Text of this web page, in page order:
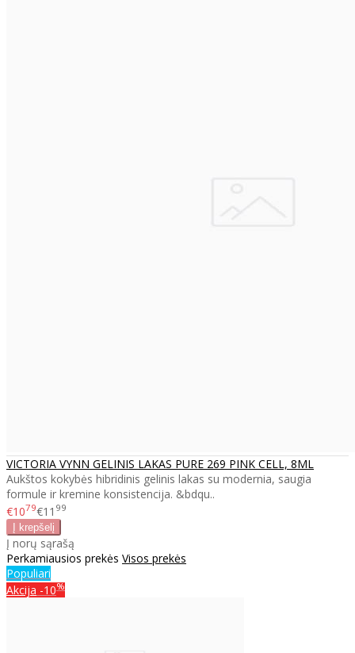
VICTORIA VYNN GELINIS LAKAS PURE 269 PINK CELL, 8ML
Aukštos kokybės hibridinis gelinis lakas su modernia, saugia
formule ir kremine konsistencija. &bdqu..
€1079€11 99
Į norų sąrašą
Perkamiausios prekės Visos prekės
Populiari
Akcija -10%